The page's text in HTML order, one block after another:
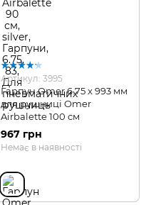
Артикул: 3995
Гарпун Omer 6.75 x 993 мм
для рушниці Omer
Airbalette 100 см
967 грн
Немає в наявності